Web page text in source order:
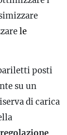
le
posti
su un
di carica